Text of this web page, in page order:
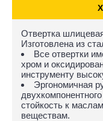
Отвертка
Изготовлена из
Все отвертки
хром и
инструменту
Эргономичная
стойкость к
веществам.